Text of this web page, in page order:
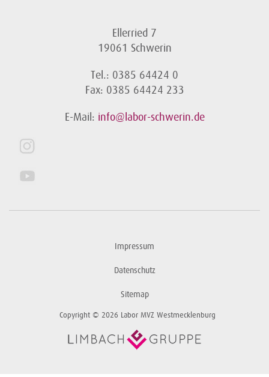
Ellerried 7
19061 Schwerin
Tel.: 0385 64424 0
Fax: 0385 64424 233
E-Mail: info@labor-schwerin.de
Impressum
Datenschutz
Sitemap
Copyright © 2026 Labor MVZ Westmecklenburg